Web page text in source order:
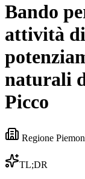
Bando
attività
naturali
Picco
Regione
TL;DR